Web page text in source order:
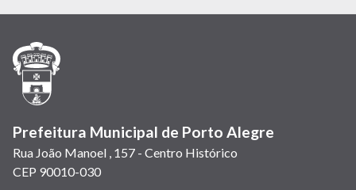
em
janela)
em
em
(link
em
em
em
Prefeitura Municipal de Porto Alegre
Rua João Manoel , 157 - Centro Histórico
CEP 90010-030